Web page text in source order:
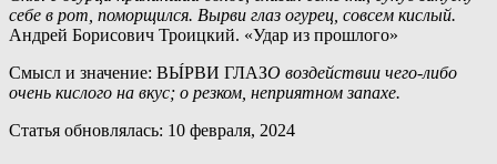
себе в рот, поморщился. Вырви глаз огурец, совсем кислый.
Андрей Борисович Троицкий. «Удар из прошлого»
Смысл и значение: ВЫ́РВИ ГЛАЗО воздействии чего-либо
очень кислого на вкус; о резком, неприятном запахе.
Статья обновлялась: 10 февраля, 2024